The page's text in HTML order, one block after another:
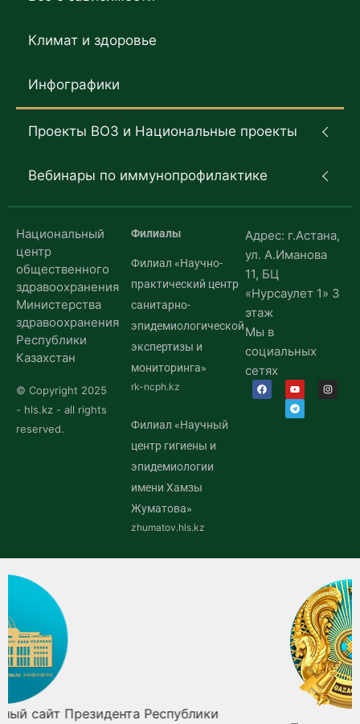
Климат и здоровье
Инфографики
Проекты ВОЗ и Национальные проекты
Вебинары по иммунопрофилактике
Национальный
центр
общественного
здравоохранения
Министерства
здравоохранения
Республики
Казахстан
© Copyright 2025
- hls.kz - all rights
reserved.
Филиалы
Филиал «Научно-
практический центр
санитарно-
эпидемиологической
экспертизы и
мониторинга»
rk-ncph.kz
Филиал «Научный
центр гигиены и
эпидемиологии
имени Хамзы
Жуматова»
zhumatov.hls.kz
Адрес: г.Астана,
ул. А.Иманова
11, БЦ
«Нурсаулет 1» 3
этаж
Мы в
социальных
сетях